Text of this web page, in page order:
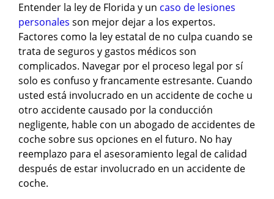
Entender la ley de Florida y un caso de lesiones
personales son mejor dejar a los expertos.
Factores como la ley estatal de no culpa cuando se
trata de seguros y gastos médicos son
complicados. Navegar por el proceso legal por sí
solo es confuso y francamente estresante. Cuando
usted está involucrado en un accidente de coche u
otro accidente causado por la conducción
negligente, hable con un abogado de accidentes de
coche sobre sus opciones en el futuro. No hay
reemplazo para el asesoramiento legal de calidad
después de estar involucrado en un accidente de
coche.